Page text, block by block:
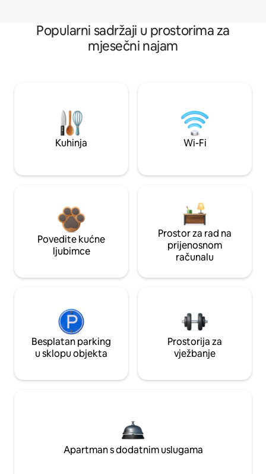
Popularni sadržaji u prostorima za
mjesečni najam
Kuhinja Wi-Fi
Povedite kućne
ljubimce
Prostor za rad na
prijenosnom
računalu
Besplatan parking
u sklopu objekta
Prostorija za
vježbanje
Apartman s dodatnim uslugama